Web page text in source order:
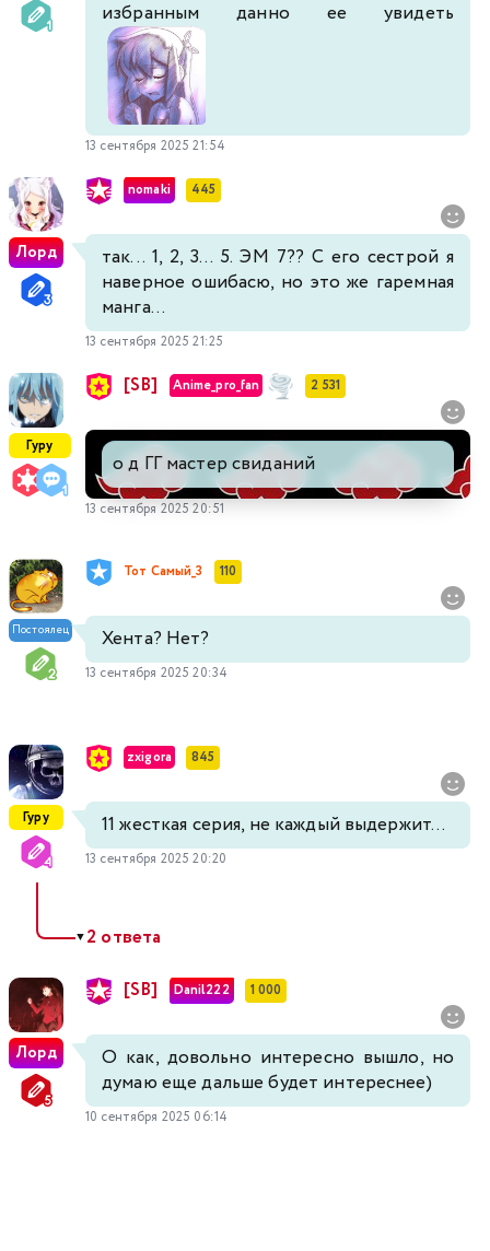
избранным данно ее увидеть
13 сентября 2025 21:54
Лорд
nomaki 445
так... 1, 2, 3... 5. ЭМ 7?? С его сестрой я
наверное ошибасю, но это же гаремная
манга...
13 сентября 2025 21:25
Гуру
[SB] Anime_pro_fan 2 531
о д ГГ мастер свиданий
13 сентября 2025 20:51
Постоялец
Тот Самый_3 110
Хента? Нет?
13 сентября 2025 20:34
Гуру
zxigora 845
11 жесткая серия, не каждый выдержит...
13 сентября 2025 20:20
▼2 ответа
Лорд
[SB] Danil222 1 000
О как, довольно интересно вышло, но
думаю еще дальше будет интереснее)
10 сентября 2025 06:14